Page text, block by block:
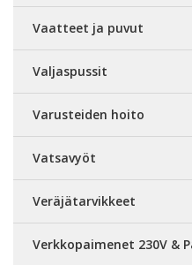
Vaatteet ja puvut
Valjaspussit
Varusteiden hoito
Vatsavyöt
Veräjätarvikkeet
Verkkopaimenet 230V &